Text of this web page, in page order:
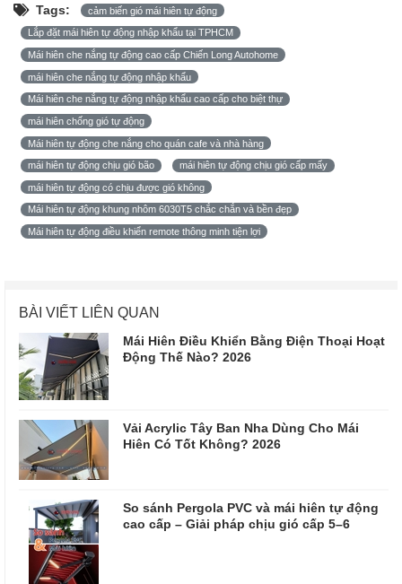
Tags: cảm biến gió mái hiên tự động
Lắp đặt mái hiên tự động nhập khẩu tại TPHCM
Mái hiên che nắng tự động cao cấp Chiến Long Autohome
mái hiên che nắng tự động nhập khẩu
Mái hiên che nắng tự động nhập khẩu cao cấp cho biệt thự
mái hiên chống gió tự động
Mái hiên tự động che nắng cho quán cafe và nhà hàng
mái hiên tự động chịu gió bão mái hiên tự động chịu gió cấp mấy
mái hiên tự động có chịu được gió không
Mái hiên tự động khung nhôm 6030T5 chắc chắn và bền đẹp
Mái hiên tự động điều khiển remote thông minh tiện lợi
BÀI VIẾT LIÊN QUAN
Mái Hiên Điều Khiển Bằng Điện Thoại Hoạt
Động Thế Nào? 2026
Vải Acrylic Tây Ban Nha Dùng Cho Mái
Hiên Có Tốt Không? 2026
So sánh Pergola PVC và mái hiên tự động
cao cấp – Giải pháp chịu gió cấp 5–6